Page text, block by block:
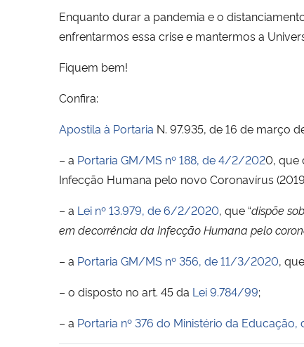
Enquanto durar a pandemia e o
enfrentarmos essa crise e mantermos a
Fiquem bem!
Confira:
Apostila à Portaria N. 97.935, de 16 de março
– a Portaria GM/MS nº 188, de 4/2/2020, que
Infecção Humana pelo novo Coronavírus
– a Lei nº 13.979, de 6/2/2020, que “dispõe
em decorrência da Infecção Humana pelo
– a Portaria GM/MS nº 356, de 11/3/2020,
– o disposto no art. 45 da Lei 9.784/99;
– a Portaria nº 376 do Ministério da